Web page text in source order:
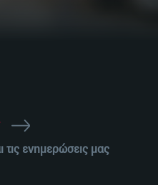
τις ενημερώσεις μας